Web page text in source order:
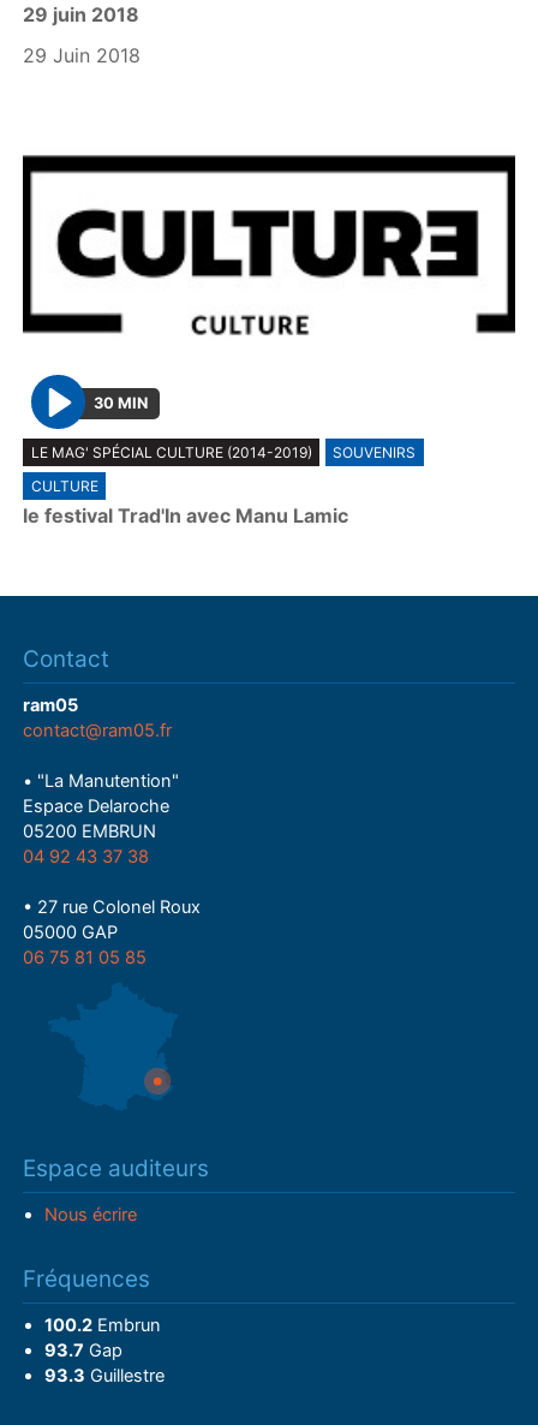
a
y
29 juin 2018
29 Juin 2018
P
l
a
y
30 MIN
LE MAG' SPÉCIAL CULTURE (2014-2019)
SOUVENIRS
CULTURE
le festival Trad'In avec Manu Lamic
Contact
ram05
contact@ram05.fr
• "La Manutention"
Espace Delaroche
05200 EMBRUN
04 92 43 37 38
• 27 rue Colonel Roux
05000 GAP
06 75 81 05 85
Espace auditeurs
Nous écrire
Fréquences
100.2Embrun
93.7 Gap
93.3 Guillestre